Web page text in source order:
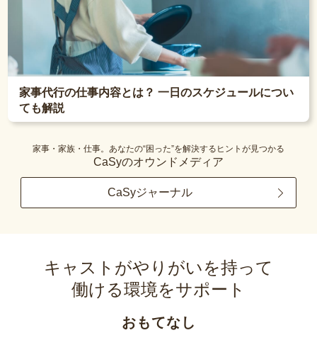
家事代行の仕事内容とは？ 一日のスケジュールについ
ても解説
家事・家族・仕事。あなたの“困った”を解決するヒントが見つかる
CaSyのオウンドメディア
CaSyジャーナル
キャストがやりがいを持って
働ける環境をサポート
おもてなし